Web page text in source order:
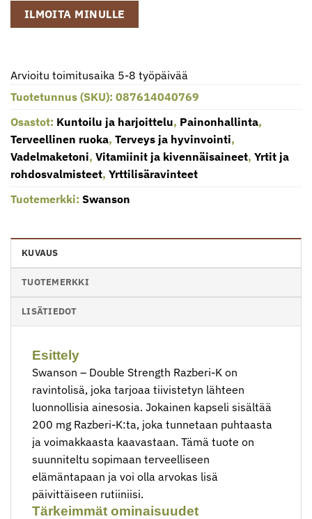
ILMOITA MINULLE
Arvioitu toimitusaika 5-8 työpäivää
Tuotetunnus (SKU): 087614040769
Osastot: Kuntoilu ja harjoittelu, Painonhallinta,
Terveellinen ruoka, Terveys ja hyvinvointi,
Vadelmaketoni, Vitamiinit ja kivennäisaineet, Yrtit ja
rohdosvalmisteet, Yrttilisäravinteet
Tuotemerkki: Swanson
KUVAUS
TUOTEMERKKI
LISÄTIEDOT
Esittely
Swanson – Double Strength Razberi-K on
ravintolisä, joka tarjoaa tiivistetyn lähteen
luonnollisia ainesosia. Jokainen kapseli sisältää
200 mg Razberi-K:ta, joka tunnetaan puhtaasta
ja voimakkaasta kaavastaan. Tämä tuote on
suunniteltu sopimaan terveelliseen
elämäntapaan ja voi olla arvokas lisä
päivittäiseen rutiiniisi.
Tärkeimmät ominaisuudet